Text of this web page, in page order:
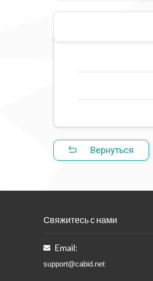
Вернуться
Свяжитесь с нами
Email:
support@cabid.net